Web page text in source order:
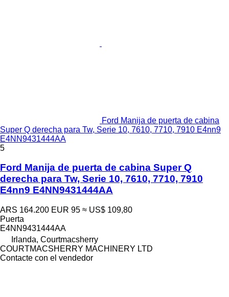
Ford Manija de puerta de cabina
Super Q derecha para Tw, Serie 10, 7610, 7710, 7910 E4nn9
E4NN9431444AA
5
Ford Manija de puerta de cabina Super Q
derecha para Tw, Serie 10, 7610, 7710, 7910
E4nn9 E4NN9431444AA
ARS 164.200 EUR 95 ≈ US$ 109,80
Puerta
E4NN9431444AA
Irlanda, Courtmacsherry
COURTMACSHERRY MACHINERY LTD
Contacte con el vendedor